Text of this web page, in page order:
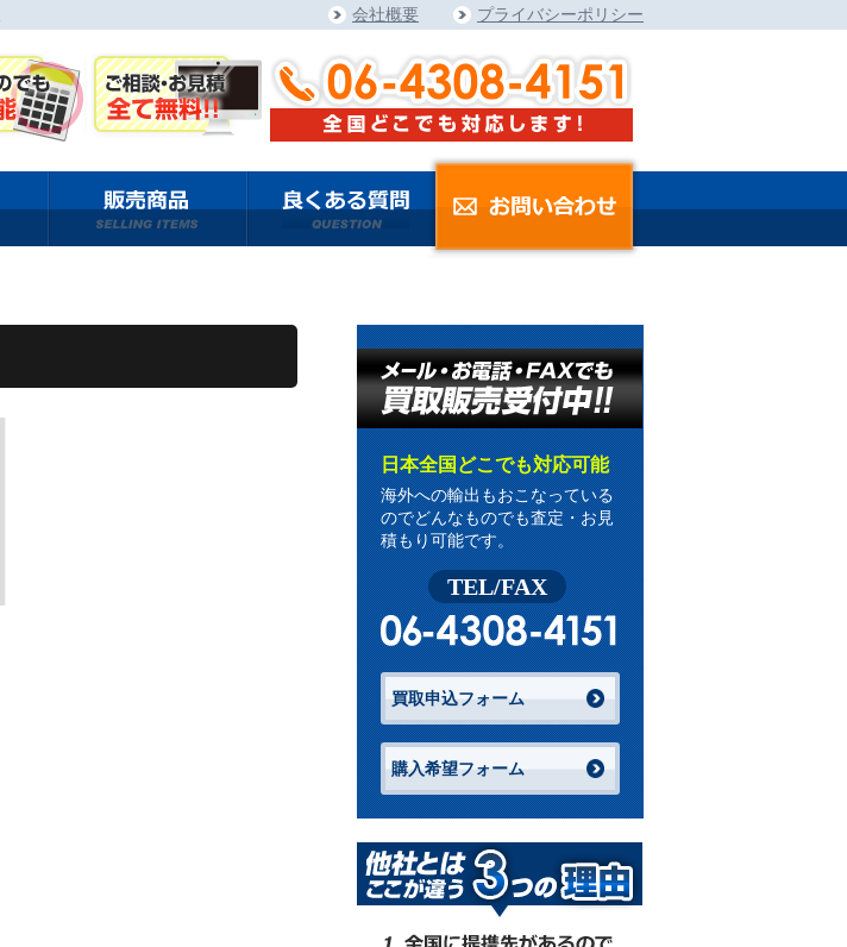
会社概要 プライバシーポリシー
日本全国どこでも対応可能
海外への輸出もおこなっている
のでどんなものでも査定・お見
積もり可能です。
TEL/FAX
買取申込フォーム
購入希望フォーム